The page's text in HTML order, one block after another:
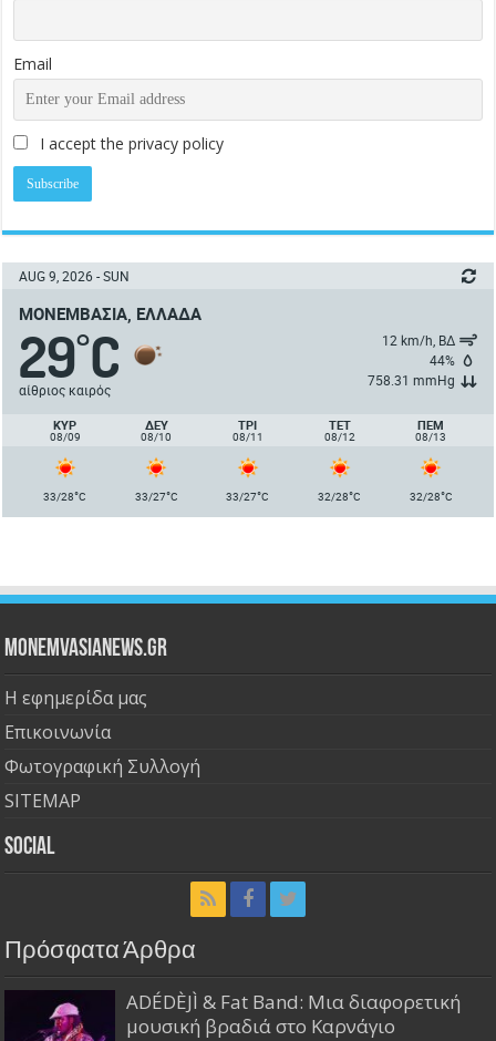
Email
I accept the privacy policy
AUG 9, 2026 - SUN
ΜΟΝΕΜΒΑΣΙΆ, ΕΛΛΆΔΑ
29°C
αίθριος καιρός
12 km/h, ΒΔ
44%
758.31 mmHg
ΚΥΡ
08/09
ΔΕΥ
08/10
ΤΡΙ
08/11
ΤΕΤ
08/12
ΠΈΜ
08/13
33/28°C 33/27°C 33/27°C 32/28°C 32/28°C
Monemvasianews.gr
Η εφημερίδα μας
Επικοινωνία
Φωτογραφική Συλλογή
SITEMAP
Social
Πρόσφατα Άρθρα
ADÉDÈJÌ & Fat Band: Μια διαφορετική
μουσική βραδιά στο Καρνάγιο